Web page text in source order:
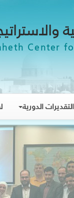
Center
التقديرات الدورية